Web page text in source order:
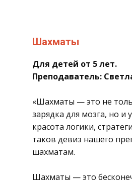
​Шахматы
Для детей от 5 лет.
Преподаватель:
​«Шахматы — это не
зарядка для мозга, но и
красота логики,
таков девиз нашего
шахматам.
Шахматы — это